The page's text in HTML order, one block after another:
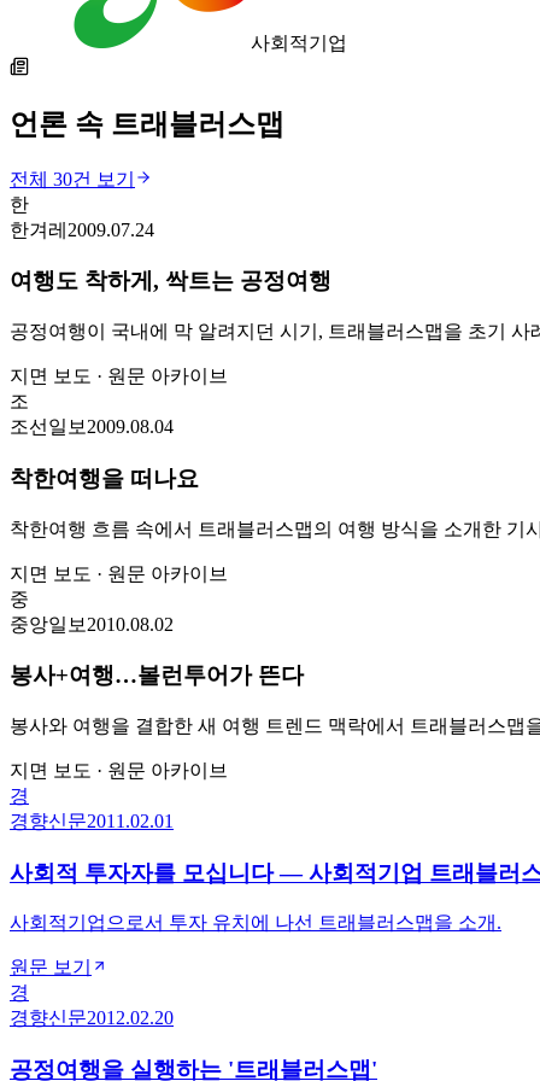
사회적기업
언론 속 트래블러스맵
전체 30건 보기
한
한겨레 2009.07.24
여행도 착하게, 싹트는 공정여행
공정여행이 국내에 막 알려지던 시기, 트래블러스맵을 초기 사
지면 보도 · 원문 아카이브
조
조선일보 2009.08.04
착한여행을 떠나요
착한여행 흐름 속에서 트래블러스맵의 여행 방식을 소개한 기
지면 보도 · 원문 아카이브
중
중앙일보 2010.08.02
봉사+여행…볼런투어가 뜬다
봉사와 여행을 결합한 새 여행 트렌드 맥락에서 트래블러스맵
지면 보도 · 원문 아카이브
경
경향신문2011.02.01
사회적 투자자를 모십니다 — 사회적기업 트래블러
사회적기업으로서 투자 유치에 나선 트래블러스맵을 소개.
원문 보기
경
경향신문2012.02.20
공정여행을 실행하는 '트래블러스맵'